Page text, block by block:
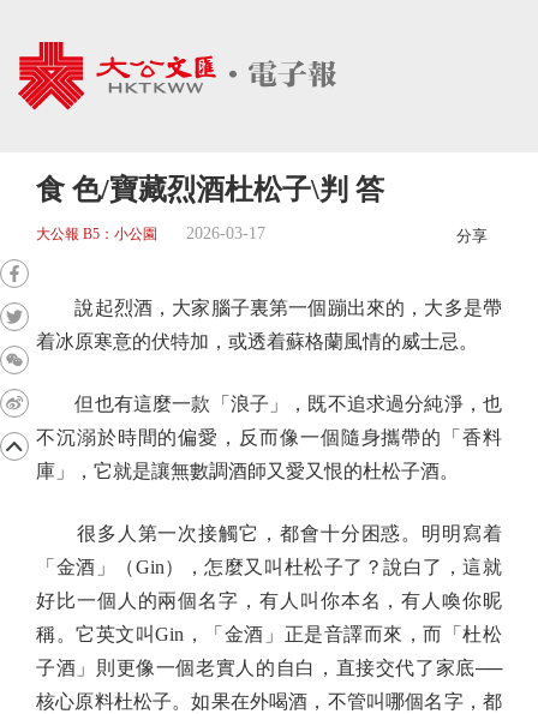
食 色/寶藏烈酒杜松子\判 答
大公報 B5：小公園 2026-03-17 分享
說起烈酒，大家腦子裏第一個蹦出來的，大多是帶
着冰原寒意的伏特加，或透着蘇格蘭風情的威士忌。
但也有這麼一款「浪子」，既不追求過分純淨，也
不沉溺於時間的偏愛，反而像一個隨身攜帶的「香料
庫」，它就是讓無數調酒師又愛又恨的杜松子酒。
很多人第一次接觸它，都會十分困惑。明明寫着
「金酒」（Gin），怎麼又叫杜松子了？說白了，這就
好比一個人的兩個名字，有人叫你本名，有人喚你昵
稱。它英文叫Gin，「金酒」正是音譯而來，而「杜松
子酒」則更像一個老實人的自白，直接交代了家底──
核心原料杜松子。如果在外喝酒，不管叫哪個名字，都